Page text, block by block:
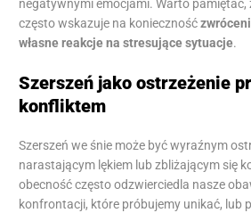
negatywnymi emocjami. Warto pamiętać,
często wskazuje na konieczność
własne reakcje na stresujące sytuacje.
Szerszeń jako ostrzeżenie
konfliktem
Szerszeń we śnie może być wyraźnym
narastającym lękiem lub zbliżającym się
obecność często odzwierciedla nasze
konfrontacji, które próbujemy unikać, lub